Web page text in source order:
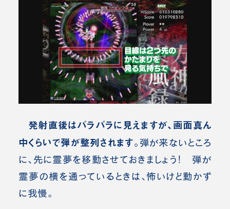
発射直後はバラバラに見えますが、画面真ん
中くらいで弾が整列されます。 弾が来ないところ
に、先に霊夢を移動させておきましょう！ 弾が
霊夢の横を通っているときは、怖いけど動かず
に我慢。